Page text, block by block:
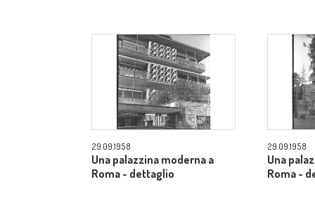
29.09.1958
Una palazzina moderna a
Roma - dettaglio
29.09.1958
Una
Roma -